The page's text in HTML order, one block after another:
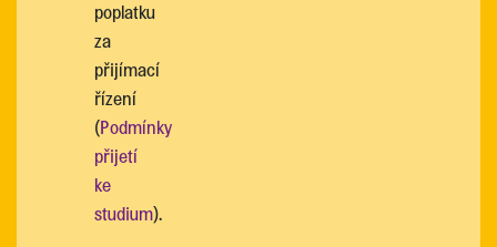
poplatku
za
přijímací
řízení
(Podmínky
přijetí
ke
studium).